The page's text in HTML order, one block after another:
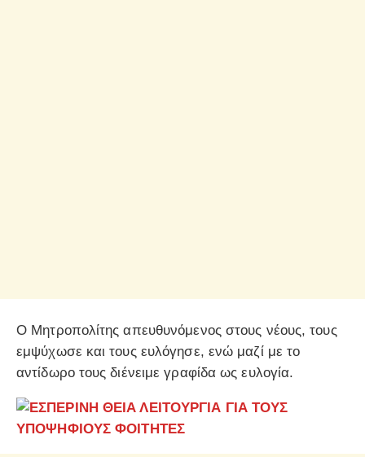
Ο Μητροπολίτης απευθυνόμενος στους νέους, τους
εμψύχωσε και τους ευλόγησε, ενώ μαζί με το
αντίδωρο τους διένειμε γραφίδα ως ευλογία.